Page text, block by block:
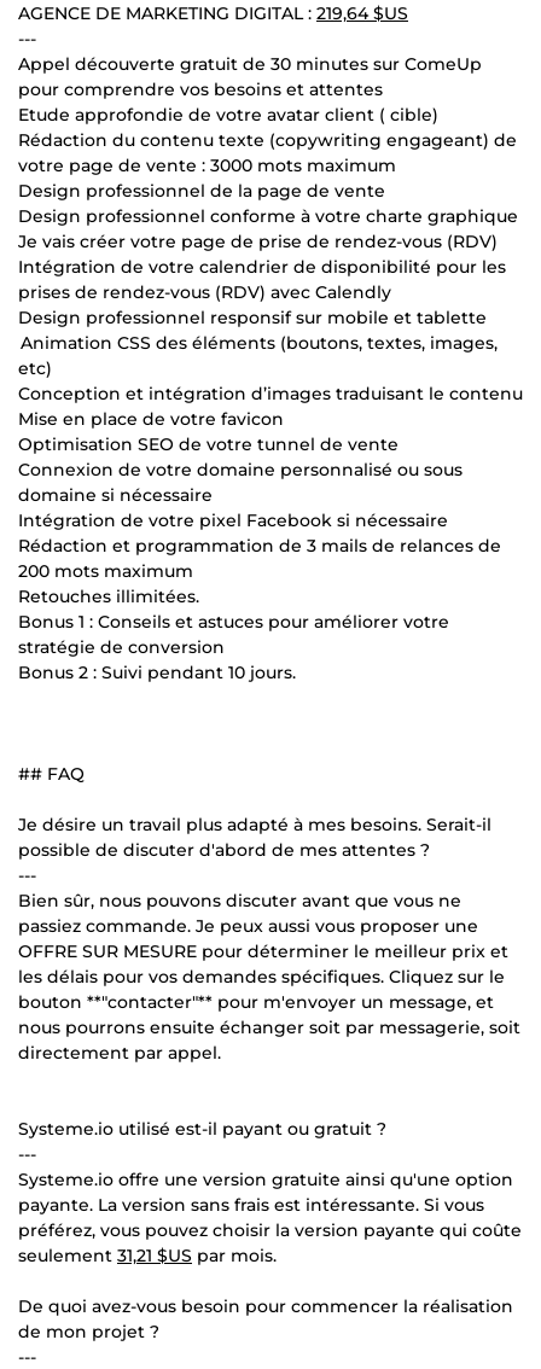
AGENCE DE MARKETING DIGITAL : 219,64 $US
---
Appel découverte gratuit de 30 minutes sur ComeUp
pour comprendre vos besoins et attentes
Etude approfondie de votre avatar client ( cible)
Rédaction du contenu texte (copywriting engageant) de
votre page de vente : 3000 mots maximum
Design professionnel de la page de vente
Design professionnel conforme à votre charte graphique
Je vais créer votre page de prise de rendez-vous (RDV)
Intégration de votre calendrier de disponibilité pour les
prises de rendez-vous (RDV) avec Calendly
Design professionnel responsif sur mobile et tablette
Animation CSS des éléments (boutons, textes, images,
etc)
Conception et intégration d’images traduisant le contenu
Mise en place de votre favicon
Optimisation SEO de votre tunnel de vente
Connexion de votre domaine personnalisé ou sous
domaine si nécessaire
Intégration de votre pixel Facebook si nécessaire
Rédaction et programmation de 3 mails de relances de
200 mots maximum
Retouches illimitées.
Bonus 1 : Conseils et astuces pour améliorer votre
stratégie de conversion
Bonus 2 : Suivi pendant 10 jours.
## FAQ
Je désire un travail plus adapté à mes besoins. Serait-il
possible de discuter d'abord de mes attentes ?
---
Bien sûr, nous pouvons discuter avant que vous ne
passiez commande. Je peux aussi vous proposer une
OFFRE SUR MESURE pour déterminer le meilleur prix et
les délais pour vos demandes spécifiques. Cliquez sur le
bouton **"contacter"** pour m'envoyer un message, et
nous pourrons ensuite échanger soit par messagerie, soit
directement par appel.
Systeme.io utilisé est-il payant ou gratuit ?
---
Systeme.io offre une version gratuite ainsi qu'une option
payante. La version sans frais est intéressante. Si vous
préférez, vous pouvez choisir la version payante qui coûte
seulement 31,21 $US par mois.
De quoi avez-vous besoin pour commencer la réalisation
de mon projet ?
---